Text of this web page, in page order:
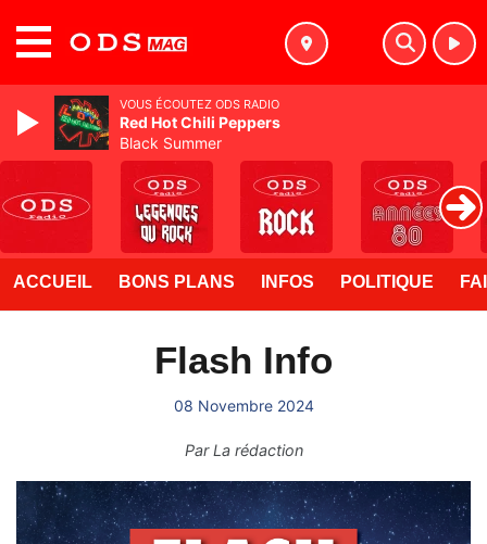
ACCUEIL BONS PLANS INFOS POLITIQUE
Flash Info
08 Novembre 2024
ParLa rédaction
VOUS ÉCOUTEZ ODS RADIO
Red Hot Chili Peppers
Black Summer